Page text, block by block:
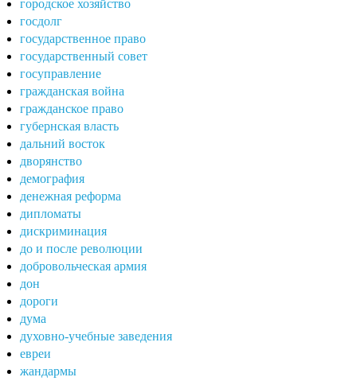
городское хозяйство
госдолг
государственное право
государственный совет
госуправление
гражданская война
гражданское право
губернская власть
дальний восток
дворянство
демография
денежная реформа
дипломаты
дискриминация
до и после революции
добровольческая армия
дон
дороги
дума
духовно-учебные заведения
евреи
жандармы